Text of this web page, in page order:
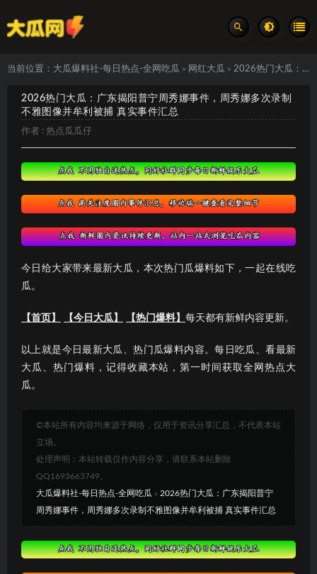
当前位置： 大瓜爆料社-每日热点-全网吃瓜 > 网红大瓜 > 2026热门大瓜：广东揭阳普宁周秀娜事件，周秀娜多次录制不雅图像并牟利被捕 真实事件汇总
2026热门大瓜：广东揭阳普宁周秀娜事件，周秀娜多次录制
不雅图像并牟利被捕 真实事件汇总
作者 : 热点瓜瓜仔
今日给大家带来最新大瓜，本次热门瓜爆料如下，一起在线吃
瓜。
【首页】 【今日大瓜】 【热门爆料】 每天都有新鲜内容更新。
以上就是今日最新大瓜、热门瓜爆料内容。每日吃瓜、看最新
大瓜、热门爆料，记得收藏本站，第一时间获取全网热点大
瓜。
©本站所有内容均来源于网络，仅用于资讯分享汇总，不代表本站
立场。
处理声明：本站转载仅作内容分享，请联系本站删除
QQ1693663749。
大瓜爆料社-每日热点-全网吃瓜 » 2026热门大瓜：广东揭阳普宁
周秀娜事件，周秀娜多次录制不雅图像并牟利被捕 真实事件汇总